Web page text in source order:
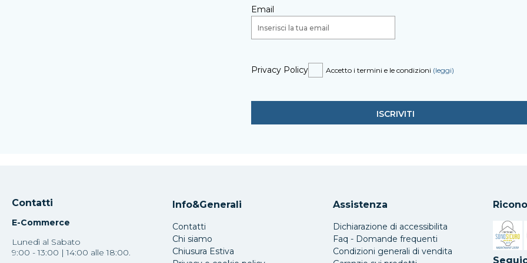
Email
Privacy Policy Accetto i termini e le condizioni (leggi)
Contatti
E-Commerce
Lunedì al Sabato
9:00 - 13:00 | 14:00 alle 18:00.
Info&Generali
Contatti
Chi siamo
Chiusura Estiva
Assistenza
Dichiarazione di accessibilita
Faq - Domande frequenti
Condizioni generali di vendita
Si apre